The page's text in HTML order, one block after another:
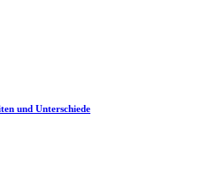
und Unterschiede